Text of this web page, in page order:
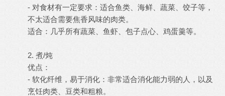
- 对食材有一定要求：适合鱼类、海鲜、蔬菜、饺子等，
不太适合需要焦香风味的肉类。
适合：几乎所有蔬菜、鱼虾、包子点心、鸡蛋羹等。
2. 煮/炖
优点：
- 软化纤维，易于消化：非常适合消化能力弱的人，以及
烹饪肉类、豆类和粗粮。